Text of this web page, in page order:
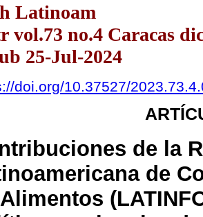
Latinoam
vol.73 no.4 Caracas
25-Jul-2024
doi.org/10.37527/
de la
de